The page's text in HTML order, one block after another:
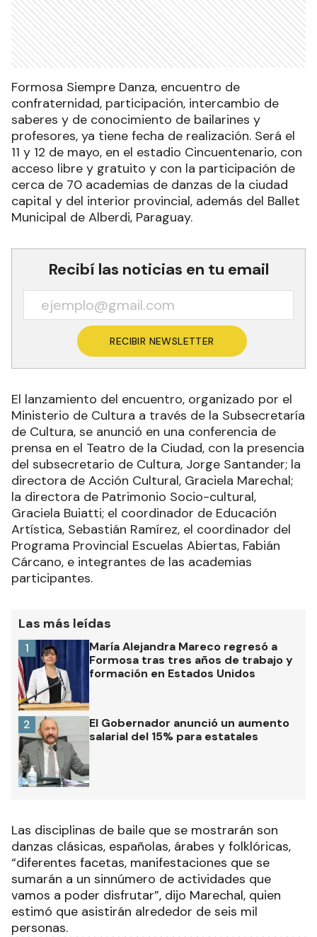
Formosa Siempre Danza, encuentro de
confraternidad, participación, intercambio de
saberes y de conocimiento de bailarines y
profesores, ya tiene fecha de realización. Será el
11 y 12 de mayo, en el estadio Cincuentenario, con
acceso libre y gratuito y con la participación de
cerca de 70 academias de danzas de la ciudad
capital y del interior provincial, además del Ballet
Municipal de Alberdi, Paraguay.
Recibí las noticias en tu email
RECIBIR NEWSLETTER
El lanzamiento del encuentro, organizado por el
Ministerio de Cultura a través de la Subsecretaría
de Cultura, se anunció en una conferencia de
prensa en el Teatro de la Ciudad, con la presencia
del subsecretario de Cultura, Jorge Santander; la
directora de Acción Cultural, Graciela Marechal;
la directora de Patrimonio Socio-cultural,
Graciela Buiatti; el coordinador de Educación
Artística, Sebastián Ramírez, el coordinador del
Programa Provincial Escuelas Abiertas, Fabián
Cárcano, e integrantes de las academias
participantes.
Las más leídas
María Alejandra Mareco regresó a
Formosa tras tres años de trabajo y
formación en Estados Unidos
1
El Gobernador anunció un aumento
salarial del 15% para estatales
2
Las disciplinas de baile que se mostrarán son
danzas clásicas, españolas, árabes y folklóricas,
“diferentes facetas, manifestaciones que se
sumarán a un sinnúmero de actividades que
vamos a poder disfrutar”, dijo Marechal, quien
estimó que asistirán alrededor de seis mil
personas.